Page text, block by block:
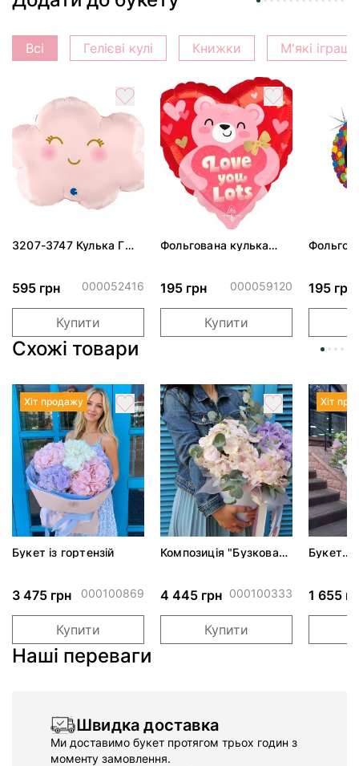
Всі Гелієві кулі Книжки М'які
3207-3747 Кулька Г
595 грн 000052416
Купити
Фольгована кулька
195 грн 000059120
Купити
195 грн
Схожі товари
Хіт продажу
Букет із гортензій
3 475 грн 000100869
Купити
Композиція "Бузкова
4 445 грн 000100333
Купити
Хіт
Букет
1 655
Наші переваги
Швидка доставка
Ми доставимо букет протягом трьох годин з
моменту замовлення.